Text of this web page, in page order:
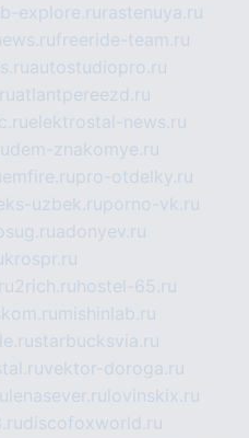
explore.ru rastenuya.ru
freeride-team.ru
autostudiopro.ru
atlantpereezd.ru
elektrostal-news.ru
znakomye.ru
emfire.rupro-otdelky.ru
uzbek.ruporno-vk.ru
adonyev.ru
krospr.ru
2rich.ru hostel-65.ru
mishinlab.ru
starbucksvia.ru
vektor-doroga.ru
lenasever.ru lovinskix.ru
discofoxworld.ru